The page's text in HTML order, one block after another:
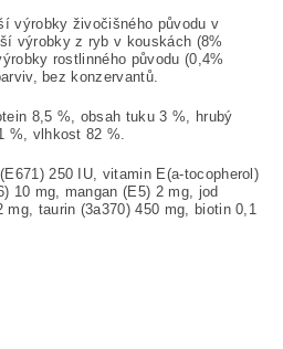
výrobky živočišného původu v
výrobky z ryb v kouskách (8%
rostlinného původu (0,4%
bez konzervantů.
8,5 %, obsah tuku 3 %, hrubý
%, vlhkost 82 %.
250 IU, vitamin E(a-tocopherol)
10 mg, mangan (E5) 2 mg, jod
mg, taurin (3a370) 450 mg, biotin 0,1